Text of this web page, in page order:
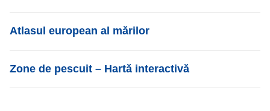
List item
Atlasul european al mărilor
List item
Zone de pescuit – Hartă interactivă